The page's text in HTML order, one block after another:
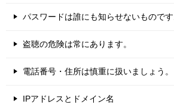
パスワードは誰にも知らせないものです
盗聴の危険は常にあります。
電話番号・住所は慎重に扱いましょう。
IPアドレスとドメイン名